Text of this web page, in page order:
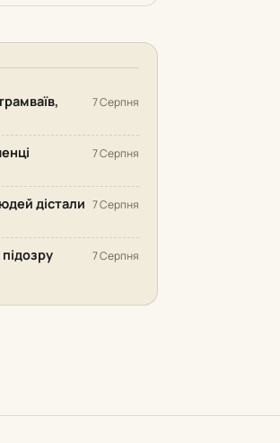
7 Серпня
7 Серпня
дістали 7 Серпня
7 Серпня